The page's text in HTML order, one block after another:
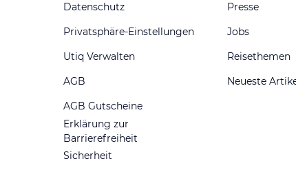
Datenschutz
Privatsphäre-Einstellungen
Utiq Verwalten
AGB
AGB Gutscheine
Erklärung zur
Barrierefreiheit
Sicherheit
Presse
Jobs
Reisethemen
Neueste